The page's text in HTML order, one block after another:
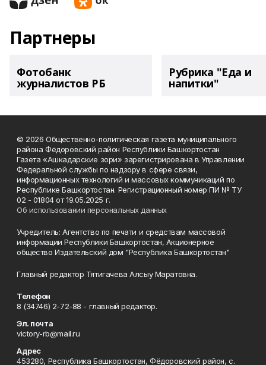
Партнеры
Фотобанк
журналистов РБ
Рубрика "Еда и
напитки"
© 2026 Общественно-политическая газета муниципального
района Фёдоровский район Республики Башкортостан
Газета «Ашкадарские зори» зарегистрирована в Управлении
Федеральной службы по надзору в сфере связи,
информационных технологий и массовых коммуникаций по
Республике Башкортостан. Регистрационный номер ПИ № ТУ
02 - 01804 от 19.05.2025 г.
Об использовании персональных данных
Учредитель: Агентство по печати и средствам массовой
информации Республики Башкортостан, Акционерное
общество Издательский дом "Республика Башкортостан"
Главный редактор Тятигачева Алсыу Маратовна.
Телефон
8 (34746) 2-72-88 - главный редактор.
Эл. почта
victory-rb@mail.ru
Адрес
453280, Республика Башкортостан, Фёдоровский район, с.